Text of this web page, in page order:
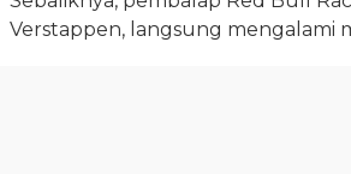
Verstappen, langsung mengalami